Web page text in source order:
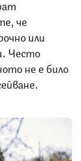
че
или
Често
не е било